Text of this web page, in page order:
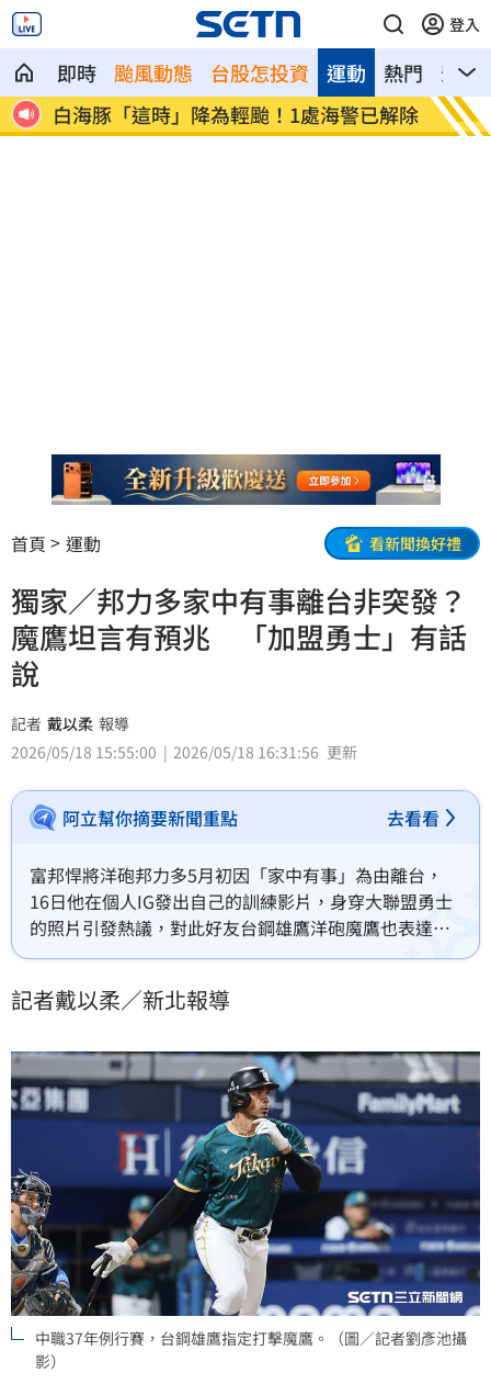
登入
即時 颱風動態 台股怎投資 熱門 影音
運動
白海豚「這時」降為輕颱！1處海警已解除 工程
首頁 運動 看新聞換好禮
獨家／邦力多家中有事離台非突發？
魔鷹坦言有預兆 「加盟勇士」有話
說
記者 戴以柔 報導
2026/05/18 15:55:00
2026/05/18 16:31:56 更新
阿立幫你摘要新聞重點 去看看
富邦悍將洋砲邦力多5月初因「家中有事」為由離台，
16日他在個人IG發出自己的訓練影片，身穿大聯盟勇士
的照片引發熱議，對此好友台鋼雄鷹洋砲魔鷹也表達看
法，認為球迷想太多了，直呼自己平時也是會穿著前東
記者戴以柔／新北報導
中職37年例行賽，台鋼雄鷹指定打擊魔鷹。（圖／記者劉彥池攝
影）